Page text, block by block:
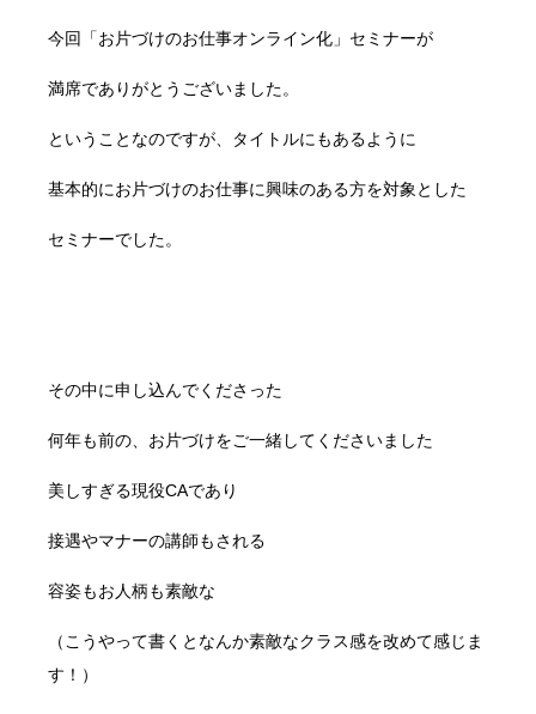
今回「お片づけのお仕事オンライン化」セミナーが
満席でありがとうございました。
ということなのですが、タイトルにもあるように
基本的にお片づけのお仕事に興味のある方を対象とした
セミナーでした。
その中に申し込んでくださった
何年も前の、お片づけをご一緒してくださいました
美しすぎる現役CAであり
接遇やマナーの講師もされる
容姿もお人柄も素敵な
（こうやって書くとなんか素敵なクラス感を改めて感じま
す！）